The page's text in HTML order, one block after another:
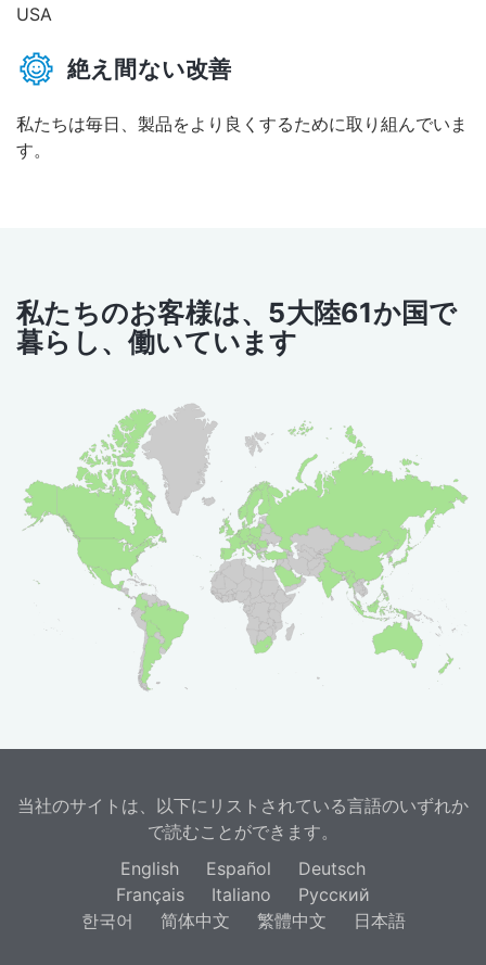
USA
絶え間ない改善
私たちは毎日、製品をより良くするために取り組んでいま
す。
私たちのお客様は、5大陸61か国で
暮らし、働いています
当社のサイトは、以下にリストされている言語のいずれか
で読むことができます。
English
Español
Deutsch
Français
Italiano
Русский
한국어
简体中文 繁體中文 日本語